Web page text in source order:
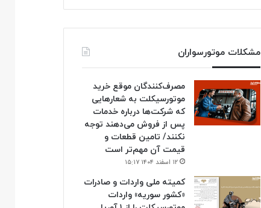
مشکلات موتورسواران
مصرف‌کنندگان موقع خرید
موتورسیکلت به شعارهایی
که شرکت‌ها درباره خدمات
پس از فروش می‌دهند توجه
نکنند/ تامین قطعات و
قیمت آن مهم‌تر است
۱۲ اسفند ۱۴۰۴ ۱۵:۱۷
کمیته ملی واردات و صادرات
«کشور سوریه» واردات